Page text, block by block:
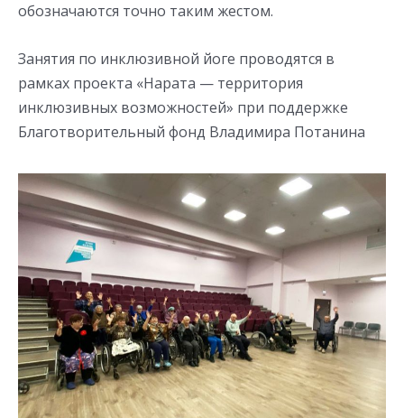
обозначаются точно таким жестом.
Занятия по инклюзивной йоге проводятся в
рамках проекта «Нарата — территория
инклюзивных возможностей» при поддержке
Благотворительный фонд Владимира Потанина